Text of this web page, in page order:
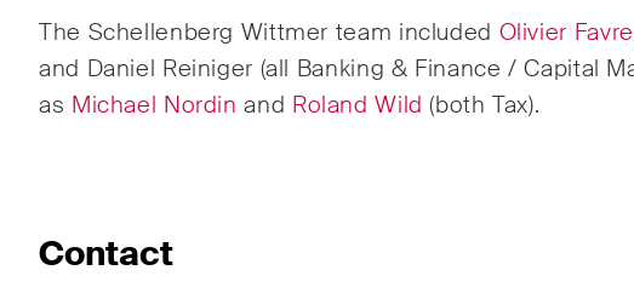
The Schellenberg Wittmer team included Olivier Favre
and Daniel Reiniger (all Banking & Finance / Capital
as Michael Nordin and Roland Wild(both Tax).
Contact
Arbitration Case Alert